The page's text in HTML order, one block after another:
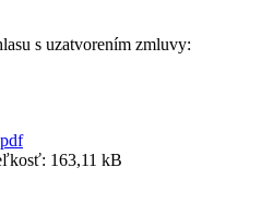
s uzatvorením zmluvy:
163,11 kB